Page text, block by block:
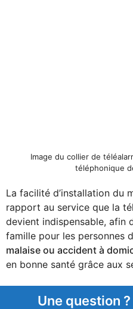
Image du collier de
téléphonique
La facilité d’installation du
rapport au service que la
devient indispensable, afin
famille pour les personnes
malaise ou accident à
en bonne santé grâce aux
Une question